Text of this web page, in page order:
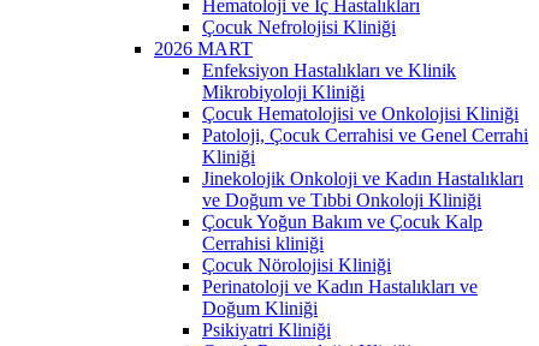
Hematoloji ve İç Hastalıkları
Çocuk Nefrolojisi Kliniği
2026 MART
Enfeksiyon Hastalıkları ve Klinik
Mikrobiyoloji Kliniği
Çocuk Hematolojisi ve Onkolojisi Kliniği
Patoloji, Çocuk Cerrahisi ve Genel Cerrahi
Kliniği
Jinekolojik Onkoloji ve Kadın Hastalıkları
ve Doğum ve Tıbbi Onkoloji Kliniği
Çocuk Yoğun Bakım ve Çocuk Kalp
Cerrahisi kliniği
Çocuk Nörolojisi Kliniği
Perinatoloji ve Kadın Hastalıkları ve
Doğum Kliniği
Psikiyatri Kliniği